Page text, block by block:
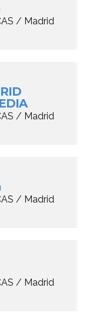
/ Madrid
/ Madrid
/ Madrid
/ Madrid